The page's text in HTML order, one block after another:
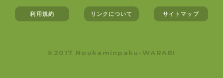
利用規約 リンクについて サイトマップ
©2017 Noukaminpaku-WARABI